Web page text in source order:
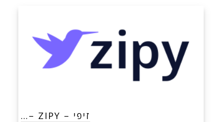
זיפי – ZIPY –…